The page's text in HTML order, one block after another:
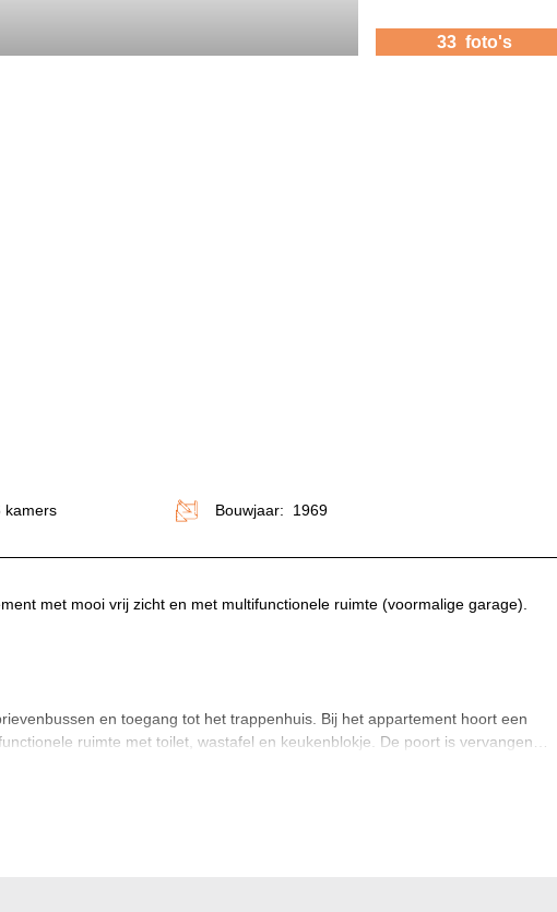
33 foto's
kamers Bouwjaar: 1969
met mooi vrij zicht en met multifunctionele ruimte (voormalige garage).
en toegang tot het trappenhuis. Bij het appartement hoort een
ruimte met toilet, wastafel en keukenblokje. De poort is vervangen